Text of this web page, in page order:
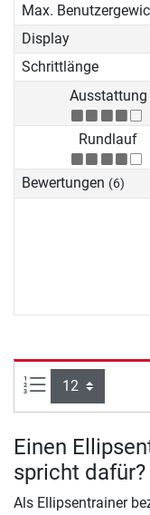
Max.
Display
Schrittlänge
Ausstattung
Rundlauf
Bewertungen (6)
Artikel pro Seite:
Einen
spricht dafür?
Als Ellipsentrainer